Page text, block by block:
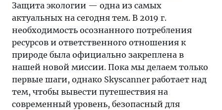
Защита экологии — одна из самых
актуальных на сегодня тем. В 2019 г.
необходимость осознанного потребления
ресурсов и ответственного отношения к
природе была официально закреплена в
нашей новой миссии. Пока мы делаем только
первые шаги, однако Skyscanner работает над
тем, чтобы вывести путешествия на
современный уровень, безопасный для